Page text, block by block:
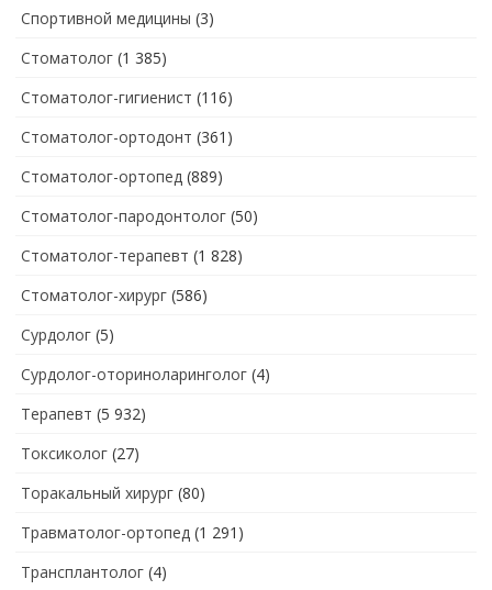
Спортивной медицины (3)
Стоматолог (1 385)
Стоматолог-гигиенист (116)
Стоматолог-ортодонт (361)
Стоматолог-ортопед (889)
Стоматолог-пародонтолог (50)
Стоматолог-терапевт (1 828)
Стоматолог-хирург (586)
Сурдолог (5)
Сурдолог-оториноларинголог (4)
Терапевт (5 932)
Токсиколог (27)
Торакальный хирург (80)
Травматолог-ортопед (1 291)
Трансплантолог (4)